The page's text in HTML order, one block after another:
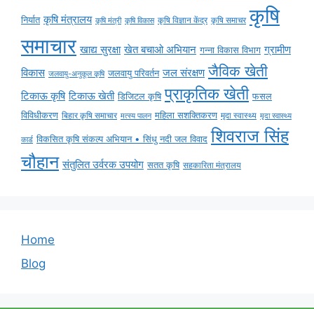
निर्यात कृषि मंत्रालय कृषि मंत्री कृषि विकास कृषि विज्ञान केंद्र कृषि समाचर कृषि
समाचार खाद्य सुरक्षा खेत बचाओ अभियान गन्ना विकास विभाग ग्रामीण
विकास जलवायु-अनुकूल कृषि जलवायु परिवर्तन जल संरक्षण जैविक खेती
टिकाऊ कृषि टिकाऊ खेती डिजिटल कृषि प्राकृतिक खेती फसल
विविधीकरण बिहार कृषि समाचार मत्स्य पालन महिला सशक्तिकरण मृदा स्वास्थ्य मृदा स्वास्थ्य
कार्ड विकसित कृषि संकल्प अभियान • सिंधु नदी जल विवाद शिवराज सिंह
चौहान संतुलित उर्वरक उपयोग सतत कृषि सहकारिता मंत्रालय
Home
Blog